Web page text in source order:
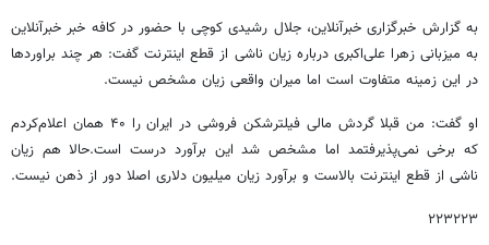
به گزارش خبرگزاری خبرآنلاین، جلال رشیدی کوچی با حضور در کافه خبر خبرآنلاین
به میزبانی زهرا علی‌اکبری درباره زیان ناشی از قطع اینترنت گفت: هر چند براوردها
در این زمینه متفاوت است اما میران واقعی زیان مشخص نیست.
او گفت: من قبلا گردش مالی فیلترشکن فروشی در ایران را ۴۰ همان اعلام‌کردم
که برخی نمی‌پذیرفتمد اما مشخص شد این برآورد درست است.حالا هم زیان
ناشی از قطع اینترنت بالاست و برآورد زیان میلیون دلاری اصلا دور از ذهن نیست.
۲۲۳۲۲۳